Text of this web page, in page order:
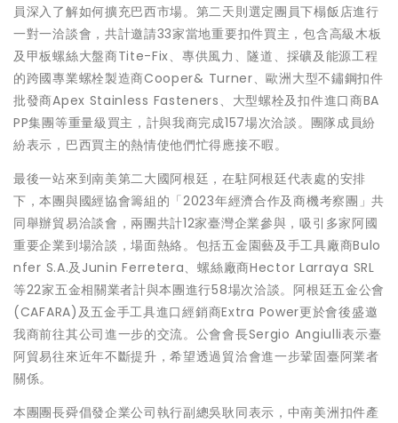
員深入了解如何擴充巴西市場。第二天則選定團員下榻飯店進行
一對一洽談會，共計邀請33家當地重要扣件買主，包含高級木板
及甲板螺絲大盤商Tite-Fix、專供風力、隧道、採礦及能源工程
的跨國專業螺栓製造商Cooper& Turner、歐洲大型不鏽鋼扣件
批發商Apex Stainless Fasteners、大型螺栓及扣件進口商BA
PP集團等重量級買主，計與我商完成157場次洽談。團隊成員紛
紛表示，巴西買主的熱情使他們忙得應接不暇。
最後一站來到南美第二大國阿根廷，在駐阿根廷代表處的安排
下，本團與國經協會籌組的「2023年經濟合作及商機考察團」共
同舉辦貿易洽談會，兩團共計12家臺灣企業參與，吸引多家阿國
重要企業到場洽談，場面熱絡。包括五金園藝及手工具廠商Bulo
nfer S.A.及Junin Ferretera、螺絲廠商Hector Larraya SRL
等22家五金相關業者計與本團進行58場次洽談。阿根廷五金公會
(CAFARA)及五金手工具進口經銷商Extra Power更於會後盛邀
我商前往其公司進一步的交流。公會會長Sergio Angiulli表示臺
阿貿易往來近年不斷提升，希望透過貿洽會進一步鞏固臺阿業者
關係。
本團團長舜倡發企業公司執行副總吳耿同表示，中南美洲扣件產